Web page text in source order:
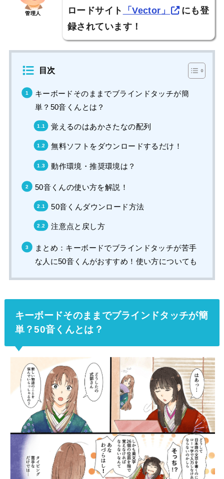
管理人
ロードサイト
「Vector」
にも登
録されています！
目次
キーボードそのままでブラインドタッチが簡
単？50音くんとは？
覚えるのはあかさたなの配列
無料ソフトをダウンロードするだけ！
動作環境・推奨環境は？
50音くんの使い方を解説！
50音くんダウンロード方法
注意点と戻し方
まとめ：キーボードでブラインドタッチが苦手
な人に50音くんがおすすめ！使い方についても
キーボードそのままでブラインドタッチが簡
単？50音くんとは？